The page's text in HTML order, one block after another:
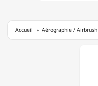
Accueil Aérographie / Airbrush